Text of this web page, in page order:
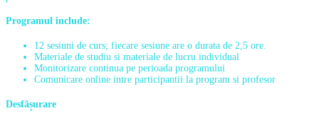
Programul include:
12 sesiuni de curs; fiecare sesiune are o durata de 2,5 ore.
Materiale de studiu si materiale de lucru individual
Monitorizare continua pe perioada programului
Comunicare online intre participantii la program si profesor
Desfășurare